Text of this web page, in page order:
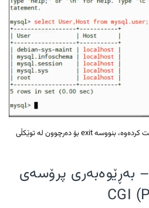
کاتێک لیستی بەکارهێنەرانت پشتڕاست کردەوە، بنووسە exit بۆ دەرچوون لە توێکڵی
دامەزراندنی PHP – بەڕێوەبەری پرۆسەی